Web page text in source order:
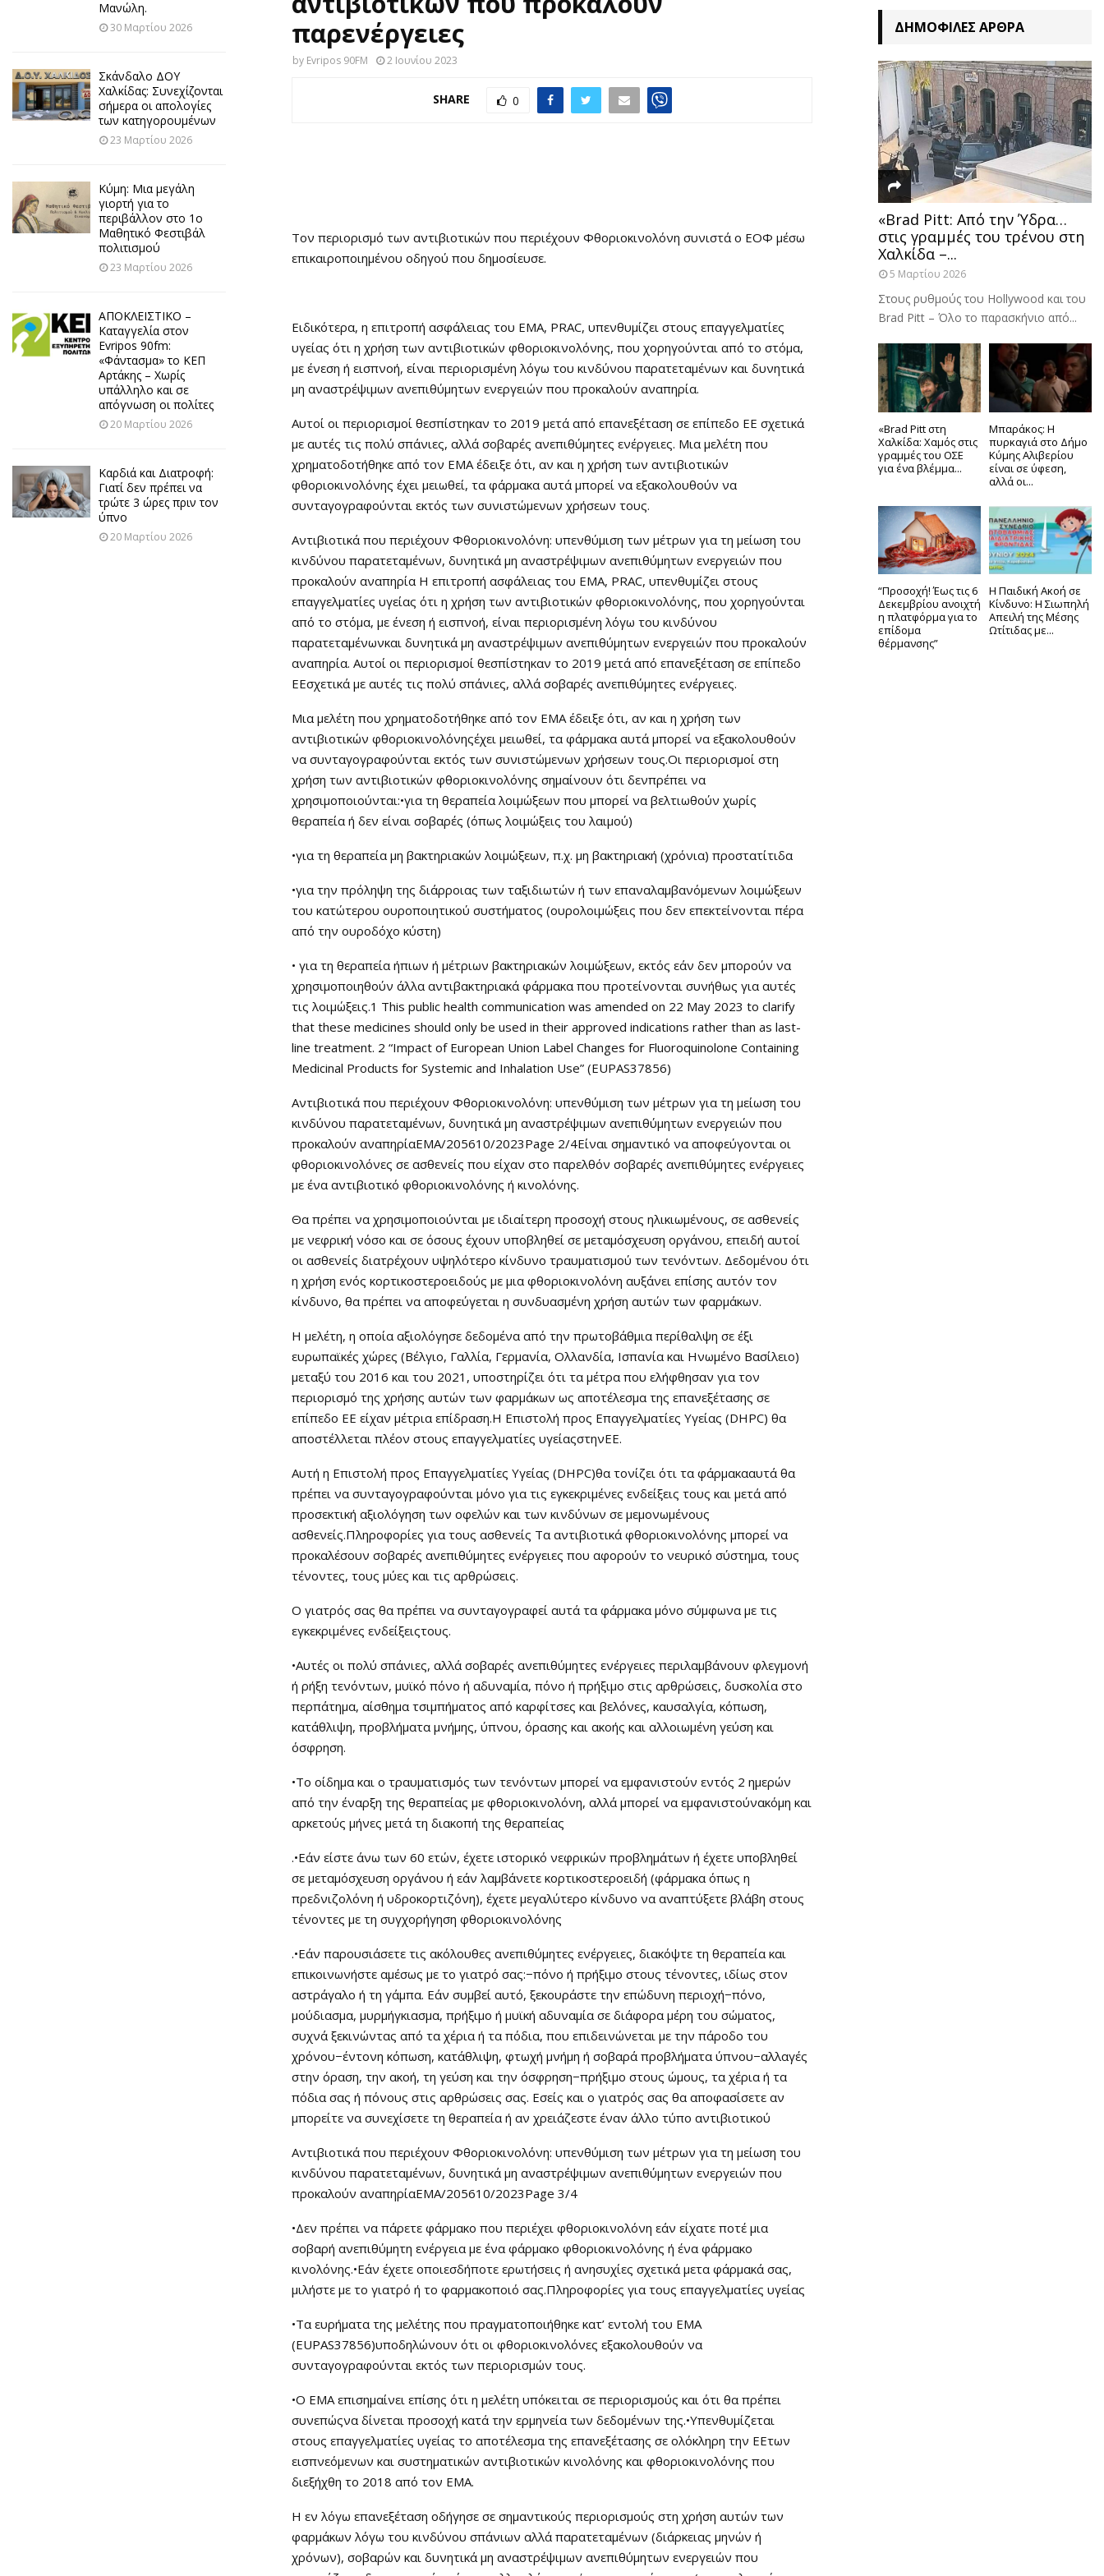
παρενέργειες
by Evripos 90FM 2 Ιουνίου 2023
SHARE 0
Τον περιορισμό των αντιβιοτικών που περιέχουν Φθοριοκινολόνη συνιστά ο ΕΟΦ μέσω
επικαιροποιημένου οδηγού που δημοσίευσε.
Ειδικότερα, η επιτροπή ασφάλειας του EMA, PRAC, υπενθυμίζει στους επαγγελματίες
υγείας ότι η χρήση των αντιβιοτικών φθοριοκινολόνης, που χορηγούνται από το στόμα,
με ένεση ή εισπνοή, είναι περιορισμένη λόγω του κινδύνου παρατεταμένων και δυνητικά
μη αναστρέψιμων ανεπιθύμητων ενεργειών που προκαλούν αναπηρία.
Αυτοί οι περιορισμοί θεσπίστηκαν το 2019 μετά από επανεξέταση σε επίπεδο ΕΕ σχετικά
με αυτές τις πολύ σπάνιες, αλλά σοβαρές ανεπιθύμητες ενέργειες. Μια μελέτη που
χρηματοδοτήθηκε από τον ΕΜΑ έδειξε ότι, αν και η χρήση των αντιβιοτικών
φθοριοκινολόνης έχει μειωθεί, τα φάρμακα αυτά μπορεί να εξακολουθούν να
συνταγογραφούνται εκτός των συνιστώμενων χρήσεων τους.
Αντιβιοτικά που περιέχουν Φθοριοκινολόνη: υπενθύμιση των μέτρων για τη μείωση του
κινδύνου παρατεταμένων, δυνητικά μη αναστρέψιμων ανεπιθύμητων ενεργειών που
προκαλούν αναπηρία Η επιτροπή ασφάλειας του EMA, PRAC, υπενθυμίζει στους
επαγγελματίες υγείας ότι η χρήση των αντιβιοτικών φθοριοκινολόνης, που χορηγούνται
από το στόμα, με ένεση ή εισπνοή, είναι περιορισμένη λόγω του κινδύνου
παρατεταμένωνκαι δυνητικά μη αναστρέψιμων ανεπιθύμητων ενεργειών που προκαλούν
αναπηρία. Αυτοί οι περιορισμοί θεσπίστηκαν το 2019 μετά από επανεξέταση σε επίπεδο
ΕΕσχετικά με αυτές τις πολύ σπάνιες, αλλά σοβαρές ανεπιθύμητες ενέργειες.
Μια μελέτη που χρηματοδοτήθηκε από τον ΕΜΑ έδειξε ότι, αν και η χρήση των
αντιβιοτικών φθοριοκινολόνηςέχει μειωθεί, τα φάρμακα αυτά μπορεί να εξακολουθούν
να συνταγογραφούνται εκτός των συνιστώμενων χρήσεων τους.Οι περιορισμοί στη
χρήση των αντιβιοτικών φθοριοκινολόνης σημαίνουν ότι δενπρέπει να
χρησιμοποιούνται:•για τη θεραπεία λοιμώξεων που μπορεί να βελτιωθούν χωρίς
θεραπεία ή δεν είναι σοβαρές (όπως λοιμώξεις του λαιμού)
•για τη θεραπεία μη βακτηριακών λοιμώξεων, π.χ. μη βακτηριακή (χρόνια) προστατίτιδα
•για την πρόληψη της διάρροιας των ταξιδιωτών ή των επαναλαμβανόμενων λοιμώξεων
του κατώτερου ουροποιητικού συστήματος (ουρολοιμώξεις που δεν επεκτείνονται πέρα
από την ουροδόχο κύστη)
• για τη θεραπεία ήπιων ή μέτριων βακτηριακών λοιμώξεων, εκτός εάν δεν μπορούν να
χρησιμοποιηθούν άλλα αντιβακτηριακά φάρμακα που προτείνονται συνήθως για αυτές
τις λοιμώξεις.1 This public health communication was amended on 22 May 2023 to clarify
that these medicines should only be used in their approved indications rather than as last-
line treatment. 2 “Impact of European Union Label Changes for Fluoroquinolone Containing
Medicinal Products for Systemic and Inhalation Use” (EUPAS37856)
Αντιβιοτικά που περιέχουν Φθοριοκινολόνη: υπενθύμιση των μέτρων για τη μείωση του
κινδύνου παρατεταμένων, δυνητικά μη αναστρέψιμων ανεπιθύμητων ενεργειών που
προκαλούν αναπηρίαEMA/205610/2023Page 2/4Είναι σημαντικό να αποφεύγονται οι
φθοριοκινολόνες σε ασθενείς που είχαν στο παρελθόν σοβαρές ανεπιθύμητες ενέργειες
με ένα αντιβιοτικό φθοριοκινολόνης ή κινολόνης.
Θα πρέπει να χρησιμοποιούνται με ιδιαίτερη προσοχή στους ηλικιωμένους, σε ασθενείς
με νεφρική νόσο και σε όσους έχουν υποβληθεί σε μεταμόσχευση οργάνου, επειδή αυτοί
οι ασθενείς διατρέχουν υψηλότερο κίνδυνο τραυματισμού των τενόντων. Δεδομένου ότι
η χρήση ενός κορτικοστεροειδούς με μια φθοριοκινολόνη αυξάνει επίσης αυτόν τον
κίνδυνο, θα πρέπει να αποφεύγεται η συνδυασμένη χρήση αυτών των φαρμάκων.
Η μελέτη, η οποία αξιολόγησε δεδομένα από την πρωτοβάθμια περίθαλψη σε έξι
ευρωπαϊκές χώρες (Βέλγιο, Γαλλία, Γερμανία, Ολλανδία, Ισπανία και Ηνωμένο Βασίλειο)
μεταξύ του 2016 και του 2021, υποστηρίζει ότι τα μέτρα που ελήφθησαν για τον
περιορισμό της χρήσης αυτών των φαρμάκων ως αποτέλεσμα της επανεξέτασης σε
επίπεδο ΕΕ είχαν μέτρια επίδραση.Η Επιστολή προς Επαγγελματίες Υγείας (DHPC) θα
αποστέλλεται πλέον στους επαγγελματίες υγείαςστηνΕΕ.
Αυτή η Επιστολή προς Επαγγελματίες Υγείας (DHPC)θα τονίζει ότι τα φάρμακααυτά θα
πρέπει να συνταγογραφούνται μόνο για τις εγκεκριμένες ενδείξεις τους και μετά από
προσεκτική αξιολόγηση των οφελών και των κινδύνων σε μεμονωμένους
ασθενείς.Πληροφορίες για τους ασθενείς Τα αντιβιοτικά φθοριοκινολόνης μπορεί να
προκαλέσουν σοβαρές ανεπιθύμητες ενέργειες που αφορούν το νευρικό σύστημα, τους
τένοντες, τους μύες και τις αρθρώσεις.
Ο γιατρός σας θα πρέπει να συνταγογραφεί αυτά τα φάρμακα μόνο σύμφωνα με τις
εγκεκριμένες ενδείξειςτους.
•Αυτές οι πολύ σπάνιες, αλλά σοβαρές ανεπιθύμητες ενέργειες περιλαμβάνουν φλεγμονή
ή ρήξη τενόντων, μυϊκό πόνο ή αδυναμία, πόνο ή πρήξιμο στις αρθρώσεις, δυσκολία στο
περπάτημα, αίσθημα τσιμπήματος από καρφίτσες και βελόνες, καυσαλγία, κόπωση,
κατάθλιψη, προβλήματα μνήμης, ύπνου, όρασης και ακοής και αλλοιωμένη γεύση και
όσφρηση.
•Το οίδημα και ο τραυματισμός των τενόντων μπορεί να εμφανιστούν εντός 2 ημερών
από την έναρξη της θεραπείας με φθοριοκινολόνη, αλλά μπορεί να εμφανιστούνακόμη και
αρκετούς μήνες μετά τη διακοπή της θεραπείας
.•Εάν είστε άνω των 60 ετών, έχετε ιστορικό νεφρικών προβλημάτων ή έχετε υποβληθεί
σε μεταμόσχευση οργάνου ή εάν λαμβάνετε κορτικοστεροειδή (φάρμακα όπως η
πρεδνιζολόνη ή υδροκορτιζόνη), έχετε μεγαλύτερο κίνδυνο να αναπτύξετε βλάβη στους
τένοντες με τη συγχορήγηση φθοριοκινολόνης
.•Εάν παρουσιάσετε τις ακόλουθες ανεπιθύμητες ενέργειες, διακόψτε τη θεραπεία και
επικοινωνήστε αμέσως με το γιατρό σας:−πόνο ή πρήξιμο στους τένοντες, ιδίως στον
αστράγαλο ή τη γάμπα. Εάν συμβεί αυτό, ξεκουράστε την επώδυνη περιοχή−πόνο,
μούδιασμα, μυρμήγκιασμα, πρήξιμο ή μυϊκή αδυναμία σε διάφορα μέρη του σώματος,
συχνά ξεκινώντας από τα χέρια ή τα πόδια, που επιδεινώνεται με την πάροδο του
χρόνου−έντονη κόπωση, κατάθλιψη, φτωχή μνήμη ή σοβαρά προβλήματα ύπνου−αλλαγές
στην όραση, την ακοή, τη γεύση και την όσφρηση−πρήξιμο στους ώμους, τα χέρια ή τα
πόδια σας ή πόνους στις αρθρώσεις σας. Εσείς και ο γιατρός σας θα αποφασίσετε αν
μπορείτε να συνεχίσετε τη θεραπεία ή αν χρειάζεστε έναν άλλο τύπο αντιβιοτικού
Αντιβιοτικά που περιέχουν Φθοριοκινολόνη: υπενθύμιση των μέτρων για τη μείωση του
κινδύνου παρατεταμένων, δυνητικά μη αναστρέψιμων ανεπιθύμητων ενεργειών που
προκαλούν αναπηρίαEMA/205610/2023Page 3/4
•Δεν πρέπει να πάρετε φάρμακο που περιέχει φθοριοκινολόνη εάν είχατε ποτέ μια
σοβαρή ανεπιθύμητη ενέργεια με ένα φάρμακο φθοριοκινολόνης ή ένα φάρμακο
κινολόνης.•Εάν έχετε οποιεσδήποτε ερωτήσεις ή ανησυχίες σχετικά μετα φάρμακά σας,
μιλήστε με το γιατρό ή το φαρμακοποιό σας.Πληροφορίες για τους επαγγελματίες υγείας
•Τα ευρήματα της μελέτης που πραγματοποιήθηκε κατ’ εντολή του ΕΜΑ
(EUPAS37856)υποδηλώνουν ότι οι φθοριοκινολόνες εξακολουθούν να
συνταγογραφούνται εκτός των περιορισμών τους.
•Ο ΕΜΑ επισημαίνει επίσης ότι η μελέτη υπόκειται σε περιορισμούς και ότι θα πρέπει
συνεπώςνα δίνεται προσοχή κατά την ερμηνεία των δεδομένων της.•Υπενθυμίζεται
στους επαγγελματίες υγείας το αποτέλεσμα της επανεξέτασης σε ολόκληρη την ΕΕτων
εισπνεόμενων και συστηματικών αντιβιοτικών κινολόνης και φθοριοκινολόνης που
διεξήχθη το 2018 από τον EMA.
Η εν λόγω επανεξέταση οδήγησε σε σημαντικούς περιορισμούς στη χρήση αυτών των
φαρμάκων λόγω του κινδύνου σπάνιων αλλά παρατεταμένων (διάρκειας μηνών ή
χρόνων), σοβαρών και δυνητικά μη αναστρέψιμων ανεπιθύμητων ενεργειών που
Μανώλη.
30 Μαρτίου 2026
Σκάνδαλο ΔΟΥ
Χαλκίδας: Συνεχίζονται
σήμερα οι απολογίες
των κατηγορουμένων
23 Μαρτίου 2026
Κύμη: Μια μεγάλη
γιορτή για το
περιβάλλον στο 1ο
Μαθητικό Φεστιβάλ
πολιτισμού
23 Μαρτίου 2026
ΑΠΟΚΛΕΙΣΤΙΚΟ –
Καταγγελία στον
Evripos 90fm:
«Φάντασμα» το ΚΕΠ
Αρτάκης – Χωρίς
υπάλληλο και σε
απόγνωση οι πολίτες
20 Μαρτίου 2026
Καρδιά και Διατροφή:
Γιατί δεν πρέπει να
τρώτε 3 ώρες πριν τον
ύπνο
20 Μαρτίου 2026
ΔΗΜΟΦΙΛΈΣ ΆΡΘΡΑ
«Brad Pitt: Από την Ύδρα…
στις γραμμές του τρένου στη
Χαλκίδα –...
5 Μαρτίου 2026
Στους ρυθμούς του Hollywood και του
Brad Pitt – Όλο το παρασκήνιο από...
«Brad Pitt στη
Χαλκίδα: Χαμός στις
γραμμές του ΟΣΕ
για ένα βλέμμα...
Μπαράκος: Η
πυρκαγιά στο Δήμο
Κύμης Αλιβερίου
είναι σε ύφεση,
αλλά οι...
“Προσοχή! Έως τις 6
Δεκεμβρίου ανοιχτή
η πλατφόρμα για το
επίδομα
θέρμανσης”
Η Παιδική Ακοή σε
Κίνδυνο: Η Σιωπηλή
Απειλή της Μέσης
Ωτίτιδας με...